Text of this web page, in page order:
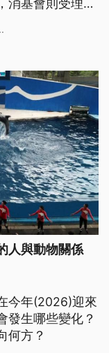
消基會則受理一
人與動物關係
今年(2026)迎來
發生哪些變化？
何方？